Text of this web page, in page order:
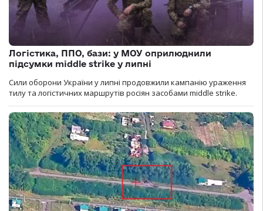
Логістика, ППО, бази: у МОУ оприлюднили
підсумки middle strike у липні
Сили оборони України у липні продовжили кампанію ураження
тилу та логістичних маршрутів росіян засобами middle strike.